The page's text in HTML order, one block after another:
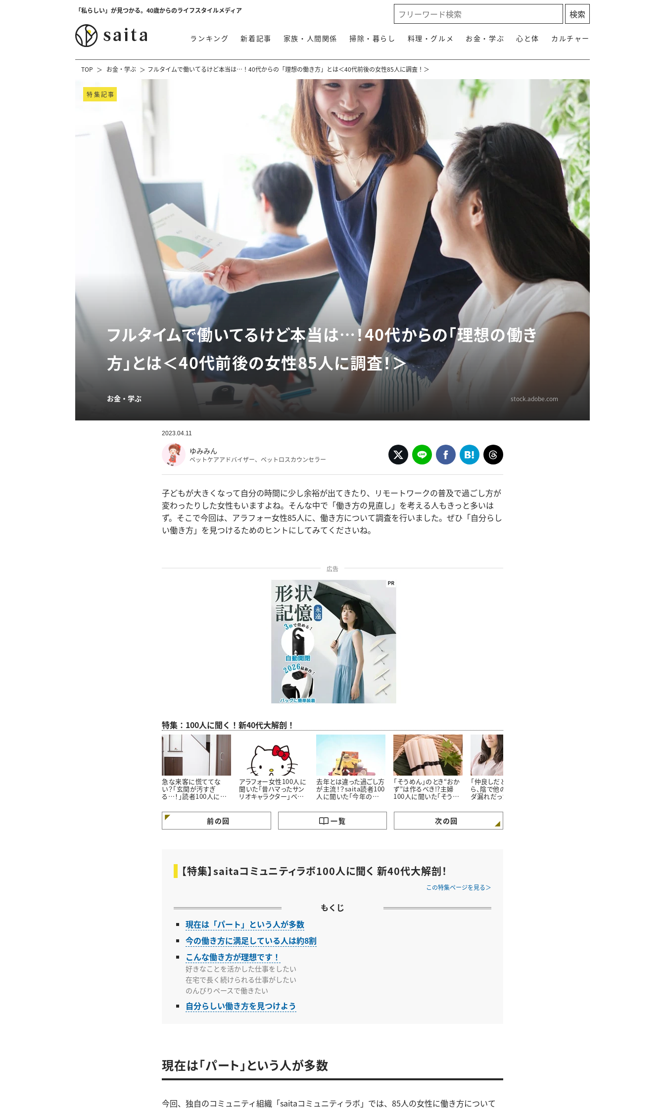
「私らしい」が見つかる。40歳からのライフスタイルメディア
ランキング 新着記事 家族・人間関係 掃除・暮らし 料理・グルメ お金・学ぶ 心と体 カルチャー
TOP お金・学ぶ フルタイムで働いてるけど本当は…！40代からの「理想の働き方」とは＜40代前後の女性85人に調査！＞
特集記事
フルタイムで働いてるけど本当は…！40代からの「理想の働き
方」とは＜40代前後の女性85人に調査！＞
お金・学ぶ stock.adobe.com
2023.04.11
ゆみみん
ペットケアアドバイザー、ペットロスカウンセラー
子どもが大きくなって自分の時間に少し余裕が出てきたり、リモートワークの普及で過ごし方が
変わったりした女性もいますよね。そんな中で「働き方の見直し」を考える人もきっと多いは
ず。そこで今回は、アラフォー女性85人に、働き方について調査を行いました。ぜひ「自分らし
い働き方」を見つけるためのヒントにしてみてくださいね。
広告
特集：100人に聞く！新40代大解剖！
急な来客に慌ててな
い？「玄関が汚すぎ
る…！」読者100人に聞
ておくコツ」3選
アラフォー女性100人に
聞いた「昔ハマったサン
リオキャラクター」ベス
ーがランクイン
去年とは違った過ごし方
が主流！？saita読者100
人に聞いた「今年の夏
「そうめん」のとき“おか
ず”は作るべき!?主婦
100人に聞いた「そうめ
「仲良しだと思っていた
ら、陰で他の方に情報ダ
ダ漏れだった…。」主婦
あった怖いママ友トラブ
前の回 一覧 次の回
【特集】saitaコミュニティラボ100人に聞く 新40代大解剖！
この特集ページを見る
もくじ
現在は「パート」という人が多数
今の働き方に満足している人は約8割
こんな働き方が理想です！
好きなことを活かした仕事をしたい
在宅で長く続けられる仕事がしたい
のんびりペースで働きたい
自分らしい働き方を見つけよう
現在は「パート」という人が多数
今回、独自のコミュニティ組織「saitaコミュニティラボ」では、85人の女性に働き方について